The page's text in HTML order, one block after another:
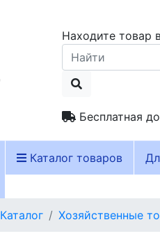
Находите товар
Бесплатная
Каталог товаров
Каталог Хозяйственные